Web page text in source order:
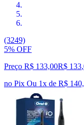
(3249)
5% OFF
Preço R$ 133,00R$ 133,
no Pix Ou 1x de R$